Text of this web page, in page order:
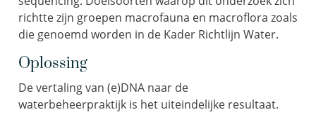
richtte zijn groepen macrofauna en macroflora zoals
die genoemd worden in de Kader Richtlijn Water.
Oplossing
De vertaling van (e)DNA naar de
waterbeheerpraktijk is het uiteindelijke resultaat.